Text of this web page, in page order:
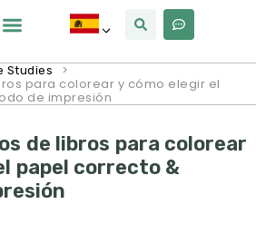
Studies >
para colorear y cómo elegir el
de impresión
de libros para colorear
papel correcto &